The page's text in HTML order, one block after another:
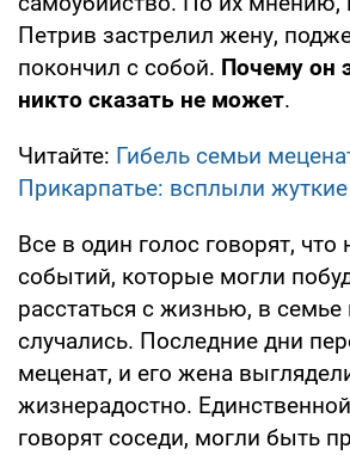
Петрив застрелил жену,
покончил с собой. Почему он
никто сказать не может.
Читайте: Гибель семьи
Прикарпатье: всплыли
Все в один голос говорят, что
событий, которые могли
расстаться с жизнью, в семье
случались. Последние дни
меценат, и его жена
жизнерадостно.
говорят соседи, могли быть